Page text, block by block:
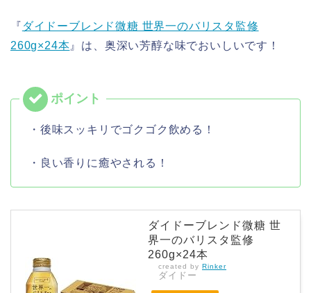
『 ダイドーブレンド微糖 世界一のバリスタ監修
260g×24本 』は、奥深い芳醇な味でおいしいです！
・後味スッキリでゴクゴク飲める！
・良い香りに癒やされる！
ダイドーブレンド微糖 世
界一のバリスタ監修
260g×24本
created by Rinker
ダイドー